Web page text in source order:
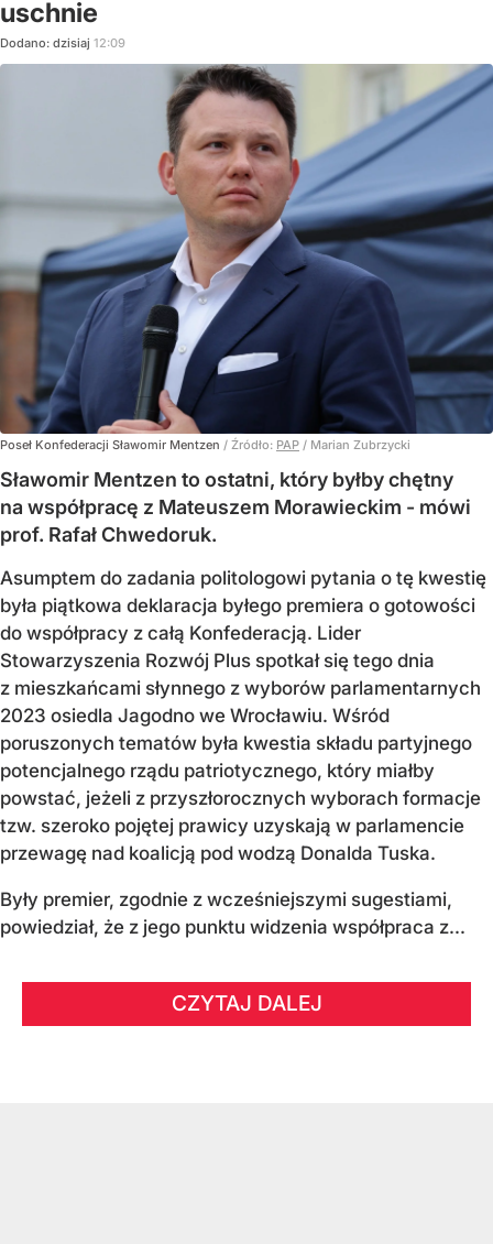
uschnie
Dodano: dzisiaj 12:09
Poseł Konfederacji Sławomir Mentzen / Źródło: PAP / Marian Zubrzycki
Sławomir Mentzen to ostatni, który byłby chętny
na współpracę z Mateuszem Morawieckim - mówi
prof. Rafał Chwedoruk.
Asumptem do zadania politologowi pytania o tę kwestię
była piątkowa deklaracja byłego premiera o gotowości
do współpracy z całą Konfederacją. Lider
Stowarzyszenia Rozwój Plus spotkał się tego dnia
z mieszkańcami słynnego z wyborów parlamentarnych
2023 osiedla Jagodno we Wrocławiu. Wśród
poruszonych tematów była kwestia składu partyjnego
potencjalnego rządu patriotycznego, który miałby
powstać, jeżeli z przyszłorocznych wyborach formacje
tzw. szeroko pojętej prawicy uzyskają w parlamencie
przewagę nad koalicją pod wodzą Donalda Tuska.
Były premier, zgodnie z wcześniejszymi sugestiami,
powiedział, że z jego punktu widzenia współpraca z...
CZYTAJ DALEJ